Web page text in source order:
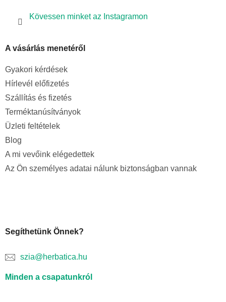
Kövessen minket az Instagramon
A vásárlás menetéről
Gyakori kérdések
Hírlevél előfizetés
Szállítás és fizetés
Terméktanúsítványok
Üzleti feltételek
Blog
A mi vevőink elégedettek
Az Ön személyes adatai nálunk biztonságban vannak
Segíthetünk Önnek?
szia@herbatica.hu
Minden a csapatunkról